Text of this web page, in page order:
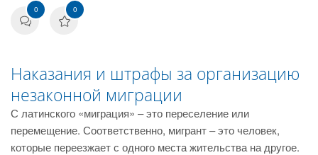
0 0
Наказания и штрафы за организацию
незаконной миграции
С латинского «миграция» – это переселение или
перемещение. Соответственно, мигрант – это человек,
которые переезжает с одного места жительства на другое.